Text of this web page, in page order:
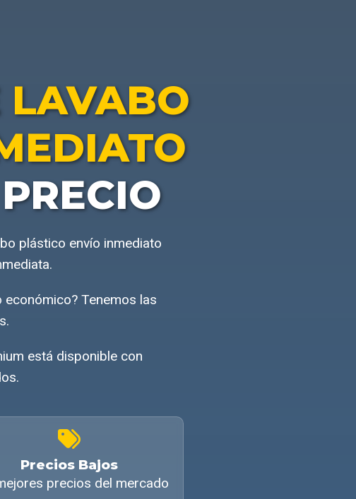
LAVABO
plástico envío inmediato
Tenemos las
está disponible con
Precios Bajos
precios del mercado